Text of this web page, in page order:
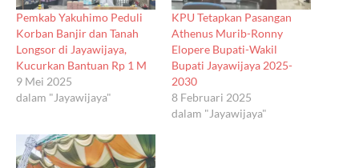
Pemkab Yakuhimo Peduli
Korban Banjir dan Tanah
Longsor di Jayawijaya,
Kucurkan Bantuan Rp 1 M
9 Mei 2025
dalam "Jayawijaya"
KPU Tetapkan Pasangan
Athenus Murib-Ronny
Elopere Bupati-Wakil
Bupati Jayawijaya 2025-
2030
8 Februari 2025
dalam "Jayawijaya"